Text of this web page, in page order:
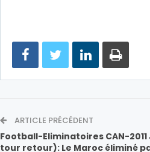
ARTICLE PRÉCÉDENT
Football-Eliminatoires CAN-2011
tour retour): Le Maroc éliminé